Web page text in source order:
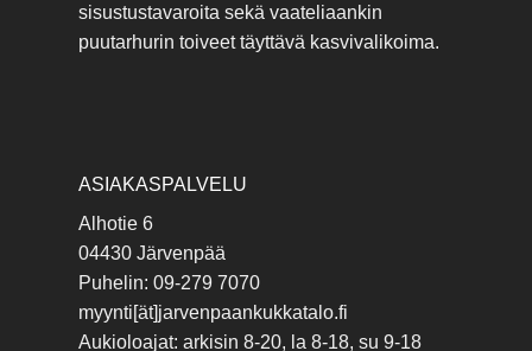
sisustustavaroita sekä vaateliaankin
puutarhurin toiveet täyttävä kasvivalikoima.
ASIAKASPALVELU
Alhotie 6
04430 Järvenpää
Puhelin: 09-279 7070
myynti[ät]jarvenpaankukkatalo.fi
Aukioloajat: arkisin 8-20, la 8-18, su 9-18